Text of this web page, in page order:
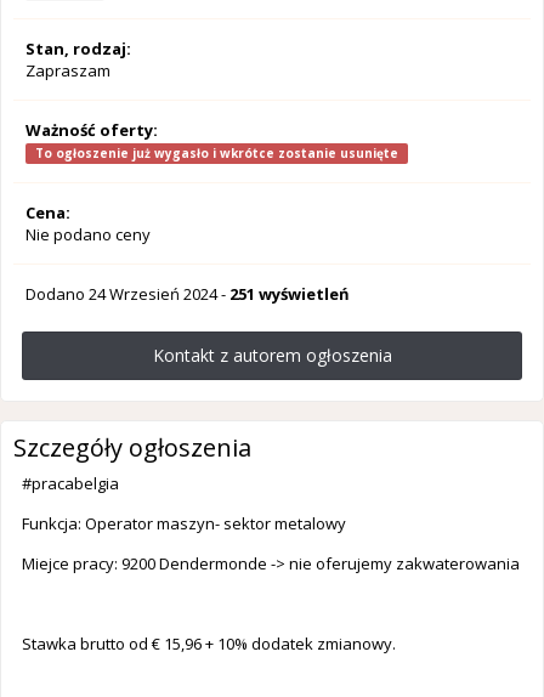
Stan, rodzaj:
Zapraszam
Ważność oferty:
To ogłoszenie już wygasło i wkrótce zostanie usunięte
Cena:
Nie podano ceny
Dodano 24 Wrzesień 2024- 251 wyświetleń
Kontakt z autorem ogłoszenia
Szczegóły ogłoszenia
#pracabelgia
Funkcja: Operator maszyn- sektor metalowy
Miejce pracy: 9200 Dendermonde -> nie oferujemy zakwaterowania
Stawka brutto od € 15,96 + 10% dodatek zmianowy.